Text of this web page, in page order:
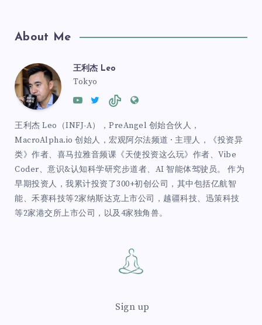
About Me
王利杰 Leo
Tokyo
王利杰 Leo（INFJ-A），PreAngel 创始合伙人，
MacroAlpha.io 创始人，宏观阿尔法频道 · 主理人，《投资异
类》作者、喜马拉雅音频课《天使投资这么玩》作者、Vibe
Coder、意识&认知科学研究步道者、AI 智能体驾驶员。 作为
早期投资人，我累计投资了300+初创公司，其中包括亿航智
能、禾赛科技等2家纳斯达克上市公司，越疆科技、迅策科技
等2家港交所上市公司，以及4家独角兽。
Sign up